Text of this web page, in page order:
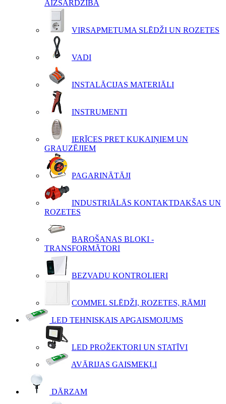
AIZSARDZĪBA
VIRSAPMETUMA SLĒDŽI UN ROZETES
VADI
INSTALĀCIJAS MATERIĀLI
INSTRUMENTI
IERĪCES PRET KUKAIŅIEM UN
GRAUZĒJIEM
PAGARINĀTĀJI
INDUSTRIĀLĀS KONTAKTDAKŠAS UN
ROZETES
BAROŠANAS BLOKI -
TRANSFORMĀTORI
BEZVADU KONTROLIERI
COMMEL SLĒDŽI, ROZETES, RĀMJI
LED TEHNISKAIS APGAISMOJUMS
LED PROŽEKTORI UN STATĪVI
AVĀRIJAS GAISMEKĻI
DĀRZAM